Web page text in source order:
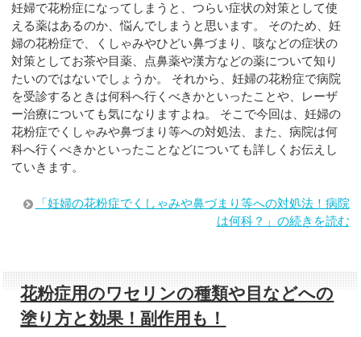
妊婦で花粉症になってしまうと、つらい症状の対策として使
える薬はあるのか、悩んでしまうと思います。 そのため、妊
婦の花粉症で、くしゃみやひどい鼻づまり、咳などの症状の
対策としてお茶や目薬、点鼻薬や漢方などの薬について知り
たいのではないでしょうか。 それから、妊婦の花粉症で病院
を受診するときは何科へ行くべきかといったことや、レーザ
ー治療についても気になりますよね。 そこで今回は、妊婦の
花粉症でくしゃみや鼻づまり等への対処法、また、病院は何
科へ行くべきかといったことなどについても詳しくお伝えし
ていきます。
「妊婦の花粉症でくしゃみや鼻づまり等への対処法！病院
は何科？」の続きを読む
花粉症用のワセリンの種類や目などへの
塗り方と効果！副作用も！